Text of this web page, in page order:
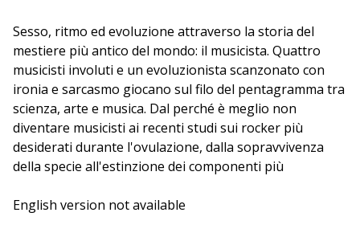
Sesso, ritmo ed evoluzione attraverso la storia del
mestiere più antico del mondo: il musicista. Quattro
musicisti involuti e un evoluzionista scanzonato con
ironia e sarcasmo giocano sul filo del pentagramma tra
scienza, arte e musica. Dal perché è meglio non
diventare musicisti ai recenti studi sui rocker più
desiderati durante l'ovulazione, dalla sopravvivenza
della specie all'estinzione dei componenti più
all'accoppiamento. Diretti da Federico Taddia, la Banda
English version not available